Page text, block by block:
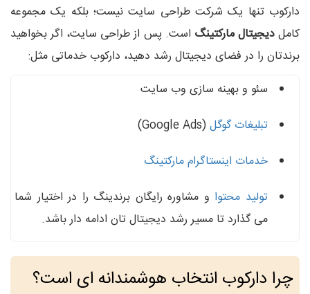
دارکوب تنها یک شرکت طراحی سایت نیست؛ بلکه یک مجموعه
کاملدیجیتال مارکتینگ است. پس از طراحی سایت، اگر بخواهید
برندتان را در فضای دیجیتال رشد دهید، دارکوب خدماتی مثل:
سئو و بهینه‌ سازی وب‌ سایت
تبلیغات گوگل(Google Ads)
خدمات اینستاگرام مارکتینگ
تولید محتوا و مشاوره رایگان برندینگ را در اختیار شما
می‌ گذارد تا مسیر رشد دیجیتال‌ تان ادامه‌ دار باشد.
چرا دارکوب انتخاب هوشمندانه‌ ای است؟